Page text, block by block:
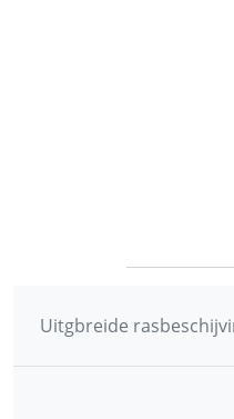
Uitgbreide